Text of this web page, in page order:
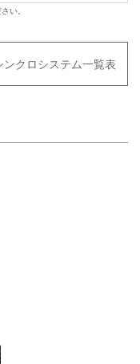
い。
ンクロシステム一覧表